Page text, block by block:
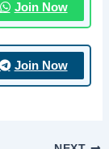
Join Now
Join Now